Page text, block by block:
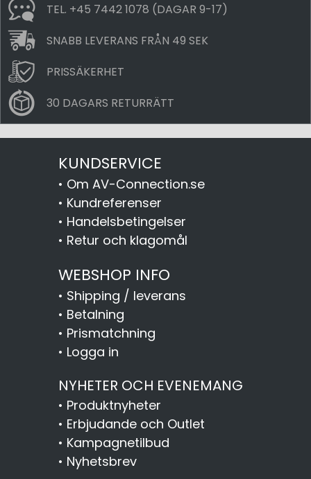
TEL. +45 7442 1078 (DAGAR 9-17)
SNABB LEVERANS FRÅN 49 SEK
PRISSÄKERHET
30 DAGARS RETURRÄTT
KUNDSERVICE
• Om AV-Connection.se
• Kundreferenser
• Handelsbetingelser
• Retur och klagomål
WEBSHOP INFO
• Shipping / leverans
• Betalning
• Prismatchning
• Logga in
NYHETER OCH EVENEMANG
• Produktnyheter
• Erbjudande och Outlet
• Kampagnetilbud
• Nyhetsbrev